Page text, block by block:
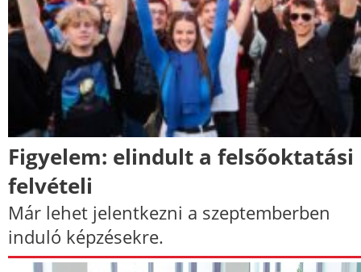
Figyelem: elindult a felsőoktatási
felvételi
Már lehet jelentkezni a szeptemberben
induló képzésekre.